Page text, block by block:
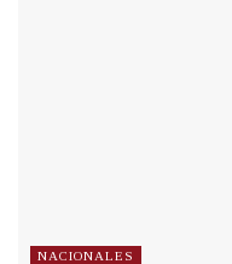
NACIONALES